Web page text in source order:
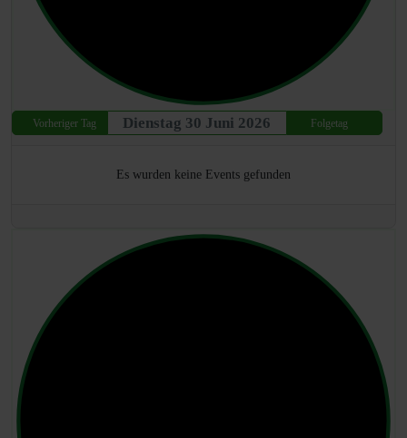
Vorheriger Tag Dienstag 30 Juni 2026 Folgetag
Es wurden keine Events gefunden